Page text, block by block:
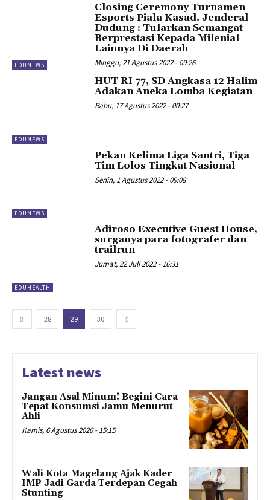
EDUNEWS
Closing Ceremony Turnamen
Esports Piala Kasad, Jenderal
Dudung : Tularkan Semangat
Berprestasi Kepada Milenial
Lainnya Di Daerah
Minggu, 21 Agustus 2022 - 09:26
EDUNEWS
HUT RI 77, SD Angkasa 12 Halim
Adakan Aneka Lomba Kegiatan
Rabu, 17 Agustus 2022 - 00:27
EDUNEWS
Pekan Kelima Liga Santri, Tiga
Tim Lolos Tingkat Nasional
Senin, 1 Agustus 2022 - 09:08
EDUHEALTH
Adiroso Executive Guest House,
surganya para fotografer dan
trailrun
Jumat, 22 Juli 2022 - 16:31
28 29 30
Latest news
Jangan Asal Minum! Begini Cara
Tepat Konsumsi Jamu Menurut
Ahli
Kamis, 6 Agustus 2026 - 15:15
Wali Kota Magelang Ajak Kader
IMP Jadi Garda Terdepan Cegah
Stunting